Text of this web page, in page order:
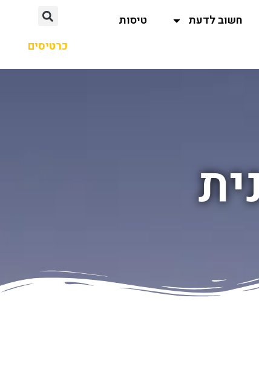
חשוב לדעת
טיסות
כרטיסים